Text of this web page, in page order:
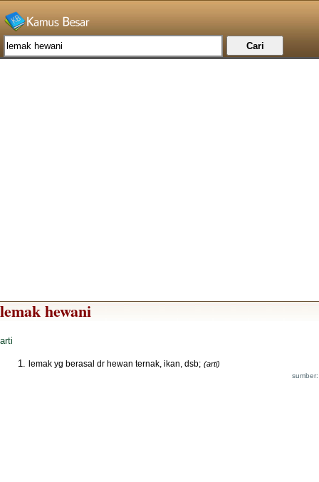
lemak hewani
arti
lemak yg berasal dr hewan ternak, ikan, dsb; (arti)